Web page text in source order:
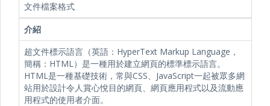
文件檔案格式
介紹
超文件標示語言（英語：HyperText Markup Language，
簡稱：HTML）是一種用於建立網頁的標準標示語言。
HTML是一種基礎技術，常與CSS、JavaScript一起被眾多網
站用於設計令人賞心悅目的網頁、網頁應用程式以及流動應
用程式的使用者介面。